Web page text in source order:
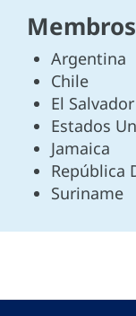
Argentina
Chile
El Salvador
Estados
Jamaica
República
Suriname